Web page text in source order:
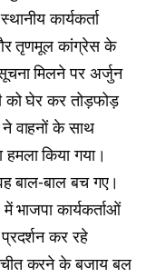
कार्यकर्ता
तृणमूल कांग्रेस के
मिलने पर अर्जुन
को घेर कर तोड़फोड़
वाहनों के साथ
किया गया।
बाल-बाल बच गए।
कार्यकर्ताओं
कर रहे
करने के बजाय बल